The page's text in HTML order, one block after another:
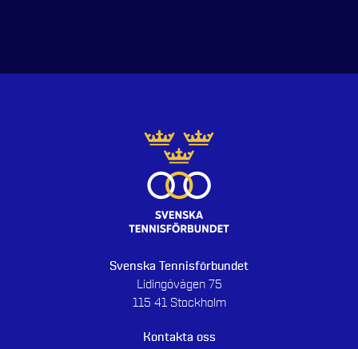
Svenska Tennisförbundet
Lidingövägen 75
115 41 Stockholm
Kontakta oss